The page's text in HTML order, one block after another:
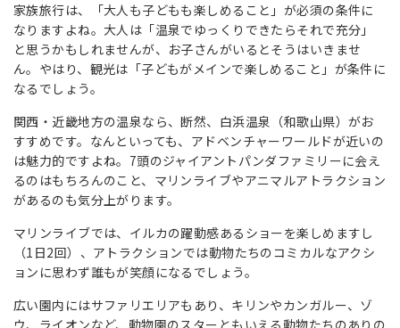
家族旅行は、「大人も子どもも楽しめること」が必須の条件に
なりますよね。大人は「温泉でゆっくりできたらそれで充分」
と思うかもしれませんが、お子さんがいるとそうはいきませ
ん。やはり、観光は「子どもがメインで楽しめること」が条件に
なるでしょう。
関西・近畿地方の温泉なら、断然、白浜温泉（和歌山県）がお
すすめです。なんといっても、アドベンチャーワールドが近いの
は魅力的ですよね。7頭のジャイアントパンダファミリーに会え
るのはもちろんのこと、マリンライブやアニマルアトラクション
があるのも気分上がります。
マリンライブでは、イルカの躍動感あるショーを楽しめますし
（1日2回）、アトラクションでは動物たちのコミカルなアクシ
ョンに思わず誰もが笑顔になるでしょう。
広い園内にはサファリエリアもあり、キリンやカンガルー、ゾ